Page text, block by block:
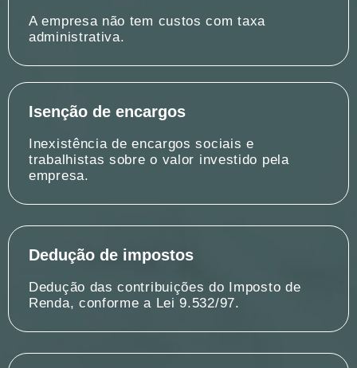
A empresa não tem custos com taxa
administrativa.
Isenção de encargos
Inexistência de encargos sociais e
trabalhistas sobre o valor investido pela
empresa.
Dedução de impostos
Dedução das contribuições do Imposto de
Renda, conforme a Lei 9.532/97.